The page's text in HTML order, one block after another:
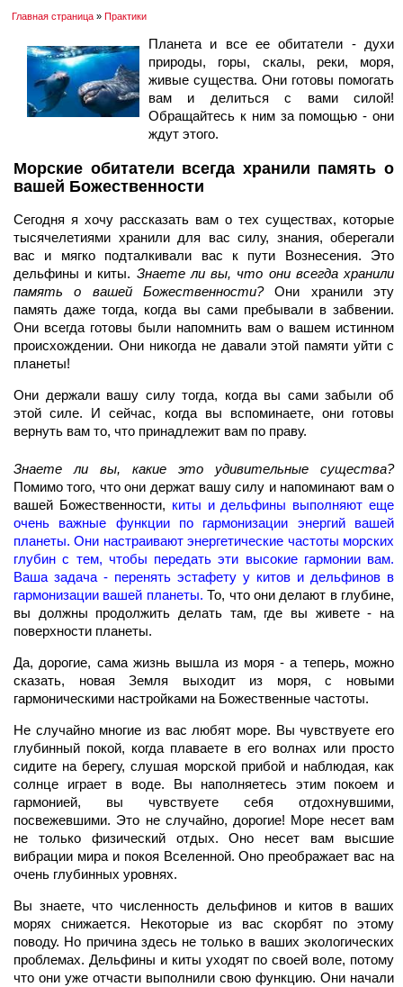
Главная страница » Практики
Планета и все ее обитатели - духи
природы, горы, скалы, реки, моря,
живые существа. Они готовы помогать
вам и делиться с вами силой!
Обращайтесь к ним за помощью - они
ждут этого.
Морские обитатели всегда хранили память о
вашей Божественности
Сегодня я хочу рассказать вам о тех существах, которые
тысячелетиями хранили для вас силу, знания, оберегали
вас и мягко подталкивали вас к пути Вознесения. Это
дельфины и киты. Знаете ли вы, что они всегда хранили
память о вашей Божественности?Они хранили эту
память даже тогда, когда вы сами пребывали в забвении.
Они всегда готовы были напомнить вам о вашем истинном
происхождении. Они никогда не давали этой памяти уйти с
планеты!
Они держали вашу силу тогда, когда вы сами забыли об
этой силе. И сейчас, когда вы вспоминаете, они готовы
вернуть вам то, что принадлежит вам по праву.
Знаете ли вы, какие это удивительные существа?
Помимо того, что они держат вашу силу и напоминают вам о
вашей Божественности, киты и дельфины выполняют еще
очень важные функции по гармонизации энергий вашей
планеты. Они настраивают энергетические частоты морских
глубин с тем, чтобы передать эти высокие гармонии вам.
Ваша задача - перенять эстафету у китов и дельфинов в
гармонизации вашей планеты. То, что они делают в глубине,
вы должны продолжить делать там, где вы живете - на
поверхности планеты.
Да, дорогие, сама жизнь вышла из моря - а теперь, можно
сказать, новая Земля выходит из моря, с новыми
гармоническими настройками на Божественные частоты.
Не случайно многие из вас любят море. Вы чувствуете его
глубинный покой, когда плаваете в его волнах или просто
сидите на берегу, слушая морской прибой и наблюдая, как
солнце играет в воде. Вы наполняетесь этим покоем и
гармонией, вы чувствуете себя отдохнувшими,
посвежевшими. Это не случайно, дорогие! Море несет вам
не только физический отдых. Оно несет вам высшие
вибрации мира и покоя Вселенной. Оно преображает вас на
очень глубинных уровнях.
Вы знаете, что численность дельфинов и китов в ваших
морях снижается. Некоторые из вас скорбят по этому
поводу. Но причина здесь не только в ваших экологических
проблемах. Дельфины и киты уходят по своей воле, потому
что они уже отчасти выполнили свою функцию. Они начали